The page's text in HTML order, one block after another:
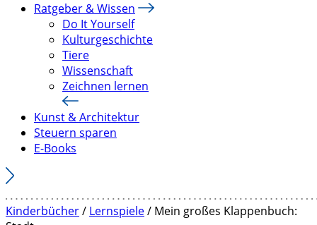
Ratgeber & Wissen
Do It Yourself
Kulturgeschichte
Tiere
Wissenschaft
Zeichnen lernen
Kunst & Architektur
Steuern sparen
E-Books
Kinderbücher/ Lernspiele/ Mein großes Klappenbuch: